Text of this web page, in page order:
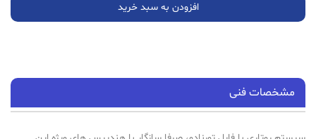
افزودن به سبد خرید
مشخصات فنی